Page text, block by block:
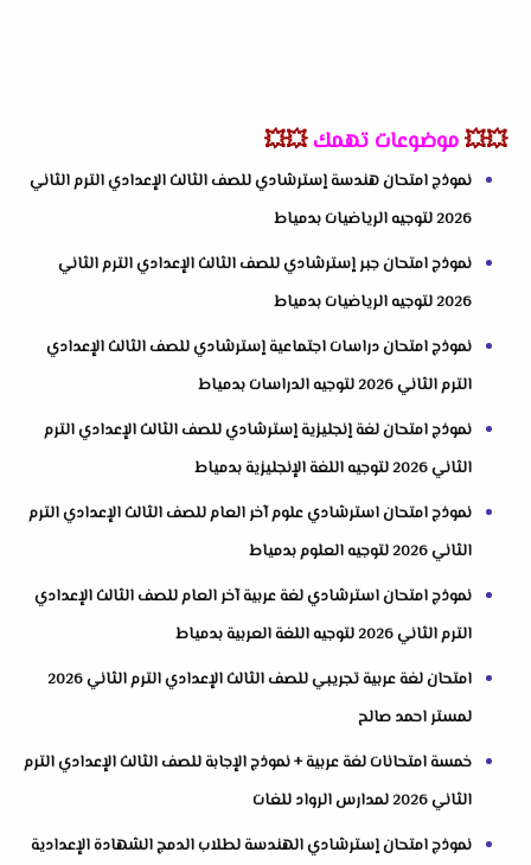
💥💥موضوعات تهمك 💥💥
نموذج امتحان هندسة إسترشادي للصف الثالث الإعدادي الترم الثاني
2026 لتوجيه الرياضيات بدمياط
نموذج امتحان جبر إسترشادي للصف الثالث الإعدادي الترم الثاني
2026 لتوجيه الرياضيات بدمياط
نموذج امتحان دراسات اجتماعية إسترشادي للصف الثالث الإعدادي
الترم الثاني 2026 لتوجيه الدراسات بدمياط
نموذج امتحان لغة إنجليزية إسترشادي للصف الثالث الإعدادي الترم
الثاني 2026 لتوجيه اللغة الإنجليزية بدمياط
نموذج امتحان استرشادي علوم آخر العام للصف الثالث الإعدادي الترم
الثاني 2026 لتوجيه العلوم بدمياط
نموذج امتحان استرشادي لغة عربية آخر العام للصف الثالث الإعدادي
الترم الثاني 2026 لتوجيه اللغة العربية بدمياط
امتحان لغة عربية تجريبي للصف الثالث الإعدادي الترم الثاني 2026
لمستر احمد صالح
خمسة امتحانات لغة عربية + نموذج الإجابة للصف الثالث الإعدادي الترم
الثاني 2026 لمدارس الرواد للغات
نموذج امتحان إسترشادي الهندسة لطلاب الدمج الشهادة الإعدادية